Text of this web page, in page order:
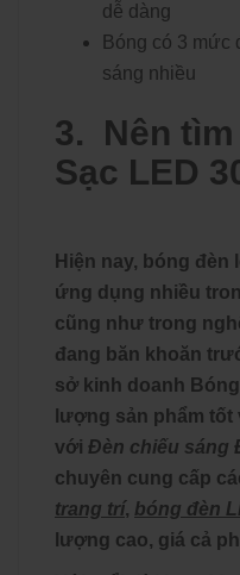
dễ dàng
Bóng có 3 mức
sáng nhiều
3. Nên tìm
Sạc LED
Hiện nay, bóng đèn
ứng dụng nhiều
cũng như trong
đang băn khoăn
sở kinh doanh
lượng sản phẩm tốt
với Đèn chiếu sáng
chuyên cung cấp
trang trí, bóng đèn
lượng cao, giá cả